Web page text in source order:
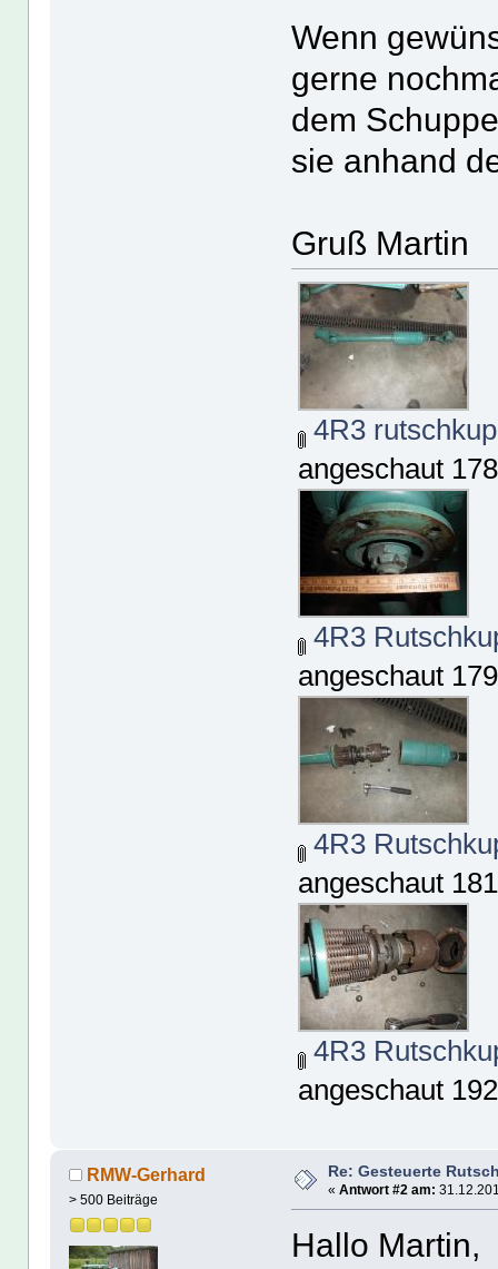
Wenn
gerne
dem
sie anhand
Gruß Martin
4R3
angeschaut
4R3
angeschaut
4R3
angeschaut
4R3
angeschaut
RMW-Gerhard
> 500 Beiträge
Re: Gesteuerte
« Antwort #2 am:
Hallo Martin,